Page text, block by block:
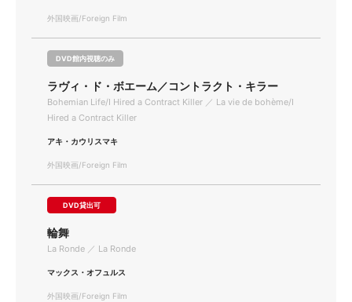
外国映画/Foreign Film
DVD館内視聴のみ
ラヴィ・ド・ボエーム／コントラクト・キラー
Bohemian Life/I Hired a Contract Killer ／ La vie de bohème/I
Hired a Contract Killer
アキ・カウリスマキ
外国映画/Foreign Film
DVD貸出可
輪舞
La Ronde ／ La Ronde
マックス・オフュルス
外国映画/Foreign Film